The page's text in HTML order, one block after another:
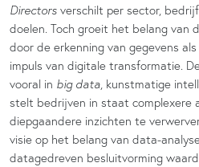
Directors verschilt per sector,
doelen. Toch groeit het belang van
door de erkenning van gegevens
impuls van digitale transformatie.
vooral in big data, kunstmatige
stelt bedrijven in staat complexere
diepgaandere inzichten te
visie op het belang van data-
datagedreven besluitvorming